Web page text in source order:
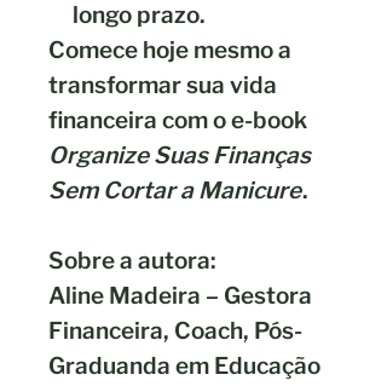
longo prazo.
Comece hoje mesmoa
transformar sua vida
financeira com o e-book
Organize Suas Finanças
Sem Cortar a Manicure.
Sobre a autora:
Aline Madeira – Gestora
Financeira, Coach, Pós-
Graduanda em Educação